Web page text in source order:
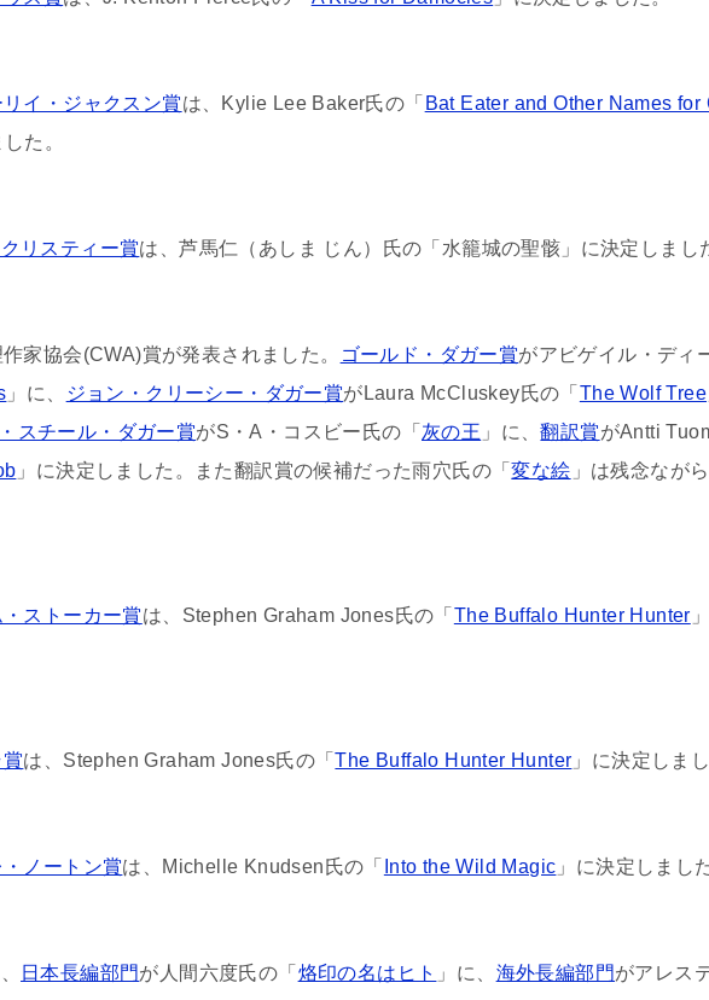
リイ・ジャクスン賞は、Kylie Lee Baker氏の「 Bat Eater and Other Names for
た。
リスティー賞は、芦馬仁（あしま じん）氏の「水籠城の聖骸」に決定しまし
家協会(CWA)賞が発表されました。 ゴールド・ダガー賞がアビゲイル・ディ
」に、 ジョン・クリーシー・ダガー賞がLaura McCluskey氏の「 The Wolf Tree
スチール・ダガー賞がS・A・コスビー氏の「 灰の王 」に、翻訳賞がAntti
」に決定しました。また翻訳賞の候補だった雨穴氏の「変な絵 」は残念なが
ストーカー賞は、Stephen Graham Jones氏の「 The Buffalo Hunter Hunter
は、Stephen Graham Jones氏の「The Buffalo Hunter Hunter 」に決定しまし
ノートン賞は、Michelle Knudsen氏の「 Into the Wild Magic 」に決定しまし
日本長編部門が人間六度氏の「 烙印の名はヒト 」に、 海外長編部門がアレス